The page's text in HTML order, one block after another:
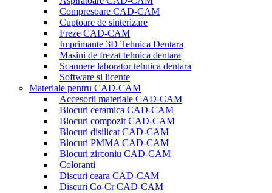
Compresoare CAD-CAM
Cuptoare de sinterizare
Freze CAD-CAM
Imprimante 3D Tehnica Dentara
Masini de frezat tehnica dentara
Scannere laborator tehnica dentara
Software si licente
Materiale pentru CAD-CAM
Accesorii materiale CAD-CAM
Blocuri ceramica CAD-CAM
Blocuri compozit CAD-CAM
Blocuri disilicat CAD-CAM
Blocuri PMMA CAD-CAM
Blocuri zirconiu CAD-CAM
Coloranti
Discuri ceara CAD-CAM
Discuri Co-Cr CAD-CAM